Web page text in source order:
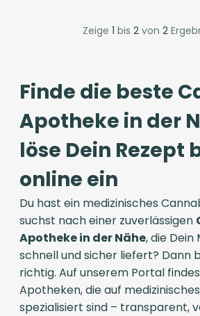
Zeige 1 bis 2 von 2
Finde die beste
Apotheke in der
löse Dein Rezept
online ein
Du hast ein medizinisches
suchst nach einer zuverlässigen
Apotheke in der Nähe, die
schnell und sicher liefert? Dann
richtig. Auf unserem Portal
Apotheken, die auf
spezialisiert sind – transparent,